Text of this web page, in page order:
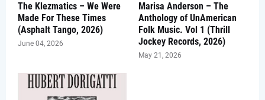
The Klezmatics – We Were
Made For These Times
(Asphalt Tango, 2026)
June 04, 2026
Marisa Anderson – The
Anthology of UnAmerican
Folk Music. Vol 1 (Thrill
Jockey Records, 2026)
May 21, 2026